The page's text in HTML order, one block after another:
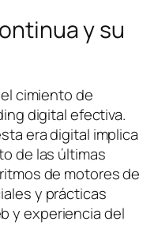
y su
cimiento de
digital efectiva.
era digital implica
de las últimas
de motores de
y prácticas
y experiencia del